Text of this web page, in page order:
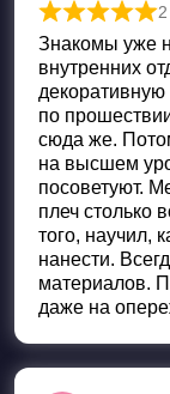
Оценка
Знакомы уже
внутренних
декоративную
по
сюда же.
на высшем
посоветуют.
плеч столько
того, научил,
нанести.
материалов.
даже на